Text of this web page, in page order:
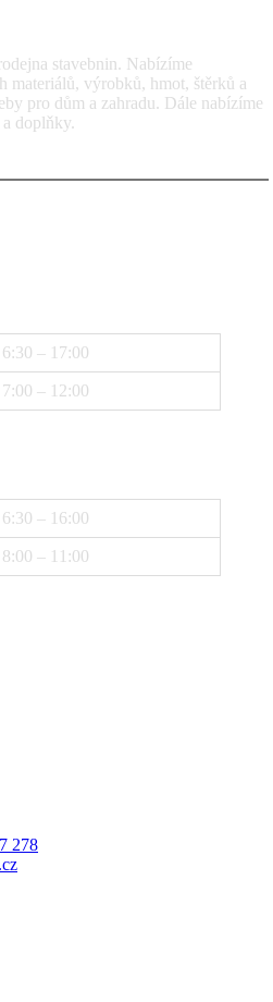
stavebnin. Nabízíme
materiálů, výrobků, hmot, štěrků a
pro dům a zahradu. Dále nabízíme
doplňky.
6:30 – 17:00
7:00 – 12:00
6:30 – 16:00
8:00 – 11:00
278